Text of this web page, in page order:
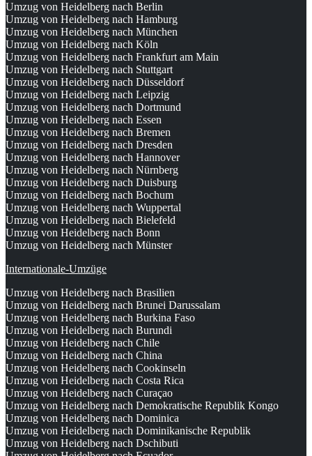
Umzug von Heidelberg nach Berlin
Umzug von Heidelberg nach Hamburg
Umzug von Heidelberg nach München
Umzug von Heidelberg nach Köln
Umzug von Heidelberg nach Frankfurt am Main
Umzug von Heidelberg nach Stuttgart
Umzug von Heidelberg nach Düsseldorf
Umzug von Heidelberg nach Leipzig
Umzug von Heidelberg nach Dortmund
Umzug von Heidelberg nach Essen
Umzug von Heidelberg nach Bremen
Umzug von Heidelberg nach Dresden
Umzug von Heidelberg nach Hannover
Umzug von Heidelberg nach Nürnberg
Umzug von Heidelberg nach Duisburg
Umzug von Heidelberg nach Bochum
Umzug von Heidelberg nach Wuppertal
Umzug von Heidelberg nach Bielefeld
Umzug von Heidelberg nach Bonn
Umzug von Heidelberg nach Münster
Internationale-Umzüge
Umzug von Heidelberg nach Brasilien
Umzug von Heidelberg nach Brunei Darussalam
Umzug von Heidelberg nach Burkina Faso
Umzug von Heidelberg nach Burundi
Umzug von Heidelberg nach Chile
Umzug von Heidelberg nach China
Umzug von Heidelberg nach Cookinseln
Umzug von Heidelberg nach Costa Rica
Umzug von Heidelberg nach Curaçao
Umzug von Heidelberg nach Demokratische Republik Kongo
Umzug von Heidelberg nach Dominica
Umzug von Heidelberg nach Dominikanische Republik
Umzug von Heidelberg nach Dschibuti